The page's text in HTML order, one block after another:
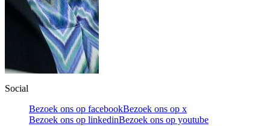
Social
Bezoek ons op facebookBezoek ons op x
Bezoek ons op linkedinBezoek ons op youtube